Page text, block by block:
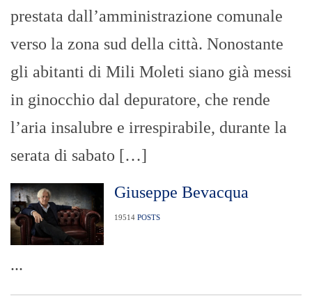
prestata dall’amministrazione comunale
verso la zona sud della città. Nonostante
gli abitanti di Mili Moleti siano già messi
in ginocchio dal depuratore, che rende
l’aria insalubre e irrespirabile, durante la
serata di sabato […]
Giuseppe Bevacqua
19514 POSTS
...